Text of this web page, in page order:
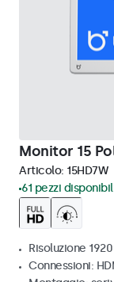
Monitor 15
Articolo: 15HD7W
61 pezzi
Risoluzione
Connessioni: